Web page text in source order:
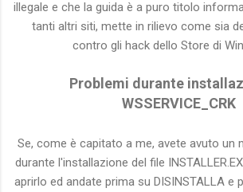
illegale e che la guida è a puro titolo
tanti altri siti, mette in rilievo come sia
contro gli hack dello Store di
Problemi durante
WSSERVICE_CRK
Se, come è capitato a me, avete avuto un
durante l'installazione del file
aprirlo ed andate prima su DISINSTALLA e